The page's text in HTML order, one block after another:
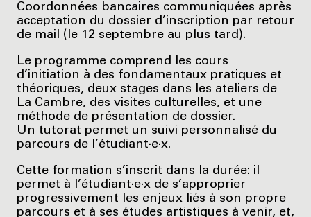
Coordonnées bancaires communiquées après
acceptation du dossier d’inscription par retour
de mail (le 12 septembre au plus tard).
Le programme comprend les cours
d’initiation à des fondamentaux pratiques et
théoriques, deux stages dans les ateliers de
La Cambre, des visites culturelles, et une
méthode de présentation de dossier.
Un tutorat permet un suivi personnalisé du
parcours de l’étudiant·e·x.
Cette formation s’inscrit dans la durée: il
permet à l’étudiant·e·x de s’approprier
progressivement les enjeux liés à son propre
parcours et à ses études artistiques à venir, et,